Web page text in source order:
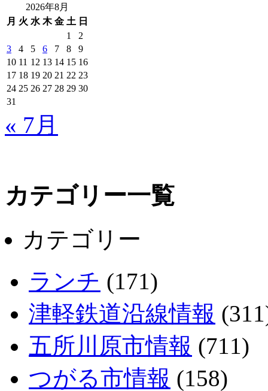
2026年8月
月 火 水 木 金 土 日
1
2
3
4 5 6 7 8
9
10 11 12 13 14 15 16
17 18 19 20 21 22 23
24 25 26 27 28 29 30
31
« 7月
カテゴリー一覧
カテゴリー
ランチ (171)
津軽鉄道沿線情報
五所川原市情報 (711)
つがる市情報 (158)